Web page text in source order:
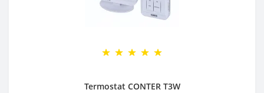
Termostat CONTER T3W